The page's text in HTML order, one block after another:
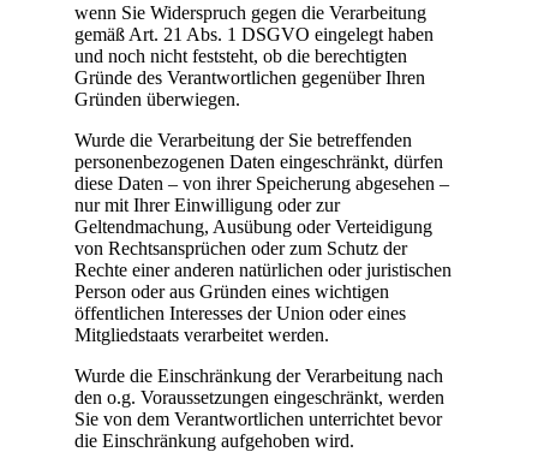
wenn Sie Widerspruch gegen die Verarbeitung
gemäß Art. 21 Abs. 1 DSGVO eingelegt haben
und noch nicht feststeht, ob die berechtigten
Gründe des Verantwortlichen gegenüber Ihren
Gründen überwiegen.
Wurde die Verarbeitung der Sie betreffenden
personenbezogenen Daten eingeschränkt, dürfen
diese Daten – von ihrer Speicherung abgesehen –
nur mit Ihrer Einwilligung oder zur
Geltendmachung, Ausübung oder Verteidigung
von Rechtsansprüchen oder zum Schutz der
Rechte einer anderen natürlichen oder juristischen
Person oder aus Gründen eines wichtigen
öffentlichen Interesses der Union oder eines
Mitgliedstaats verarbeitet werden.
Wurde die Einschränkung der Verarbeitung nach
den o.g. Voraussetzungen eingeschränkt, werden
Sie von dem Verantwortlichen unterrichtet bevor
die Einschränkung aufgehoben wird.